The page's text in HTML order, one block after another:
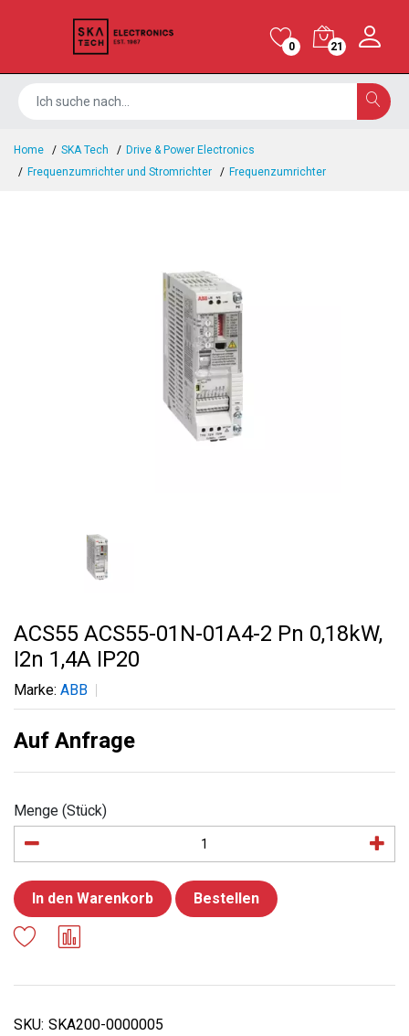
0 21
Home SKA Tech
Drive & Power Electronics
Frequenzumrichter und Stromrichter
Frequenzumrichter
ACS55 ACS55-01N-01A4-2 Pn 0,18kW,
I2n 1,4A IP20
Marke: ABB
Auf Anfrage
Menge (Stück)
In den Warenkorb Bestellen
SKU: SKA200-0000005